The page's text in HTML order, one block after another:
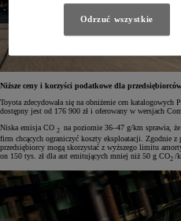
Niższe ceny i korzyści podatkowe dla przedsiębiorców
Toyota zdecydowała się na obniżenie cen
dostępny jest od 176 900 zł i oferowany w wersjach
Niska emisja CO 2 na poziomie 36–47 g/km sprawia,
firm chcących ograniczyć koszty eksploatacji. Zgodnie
przedsiębiorcy mogą skorzystać z wyższego limitu
on 150 tys. zł dla aut emitujących mniej niż 50 g CO2 /
Odrzuć wszystkie